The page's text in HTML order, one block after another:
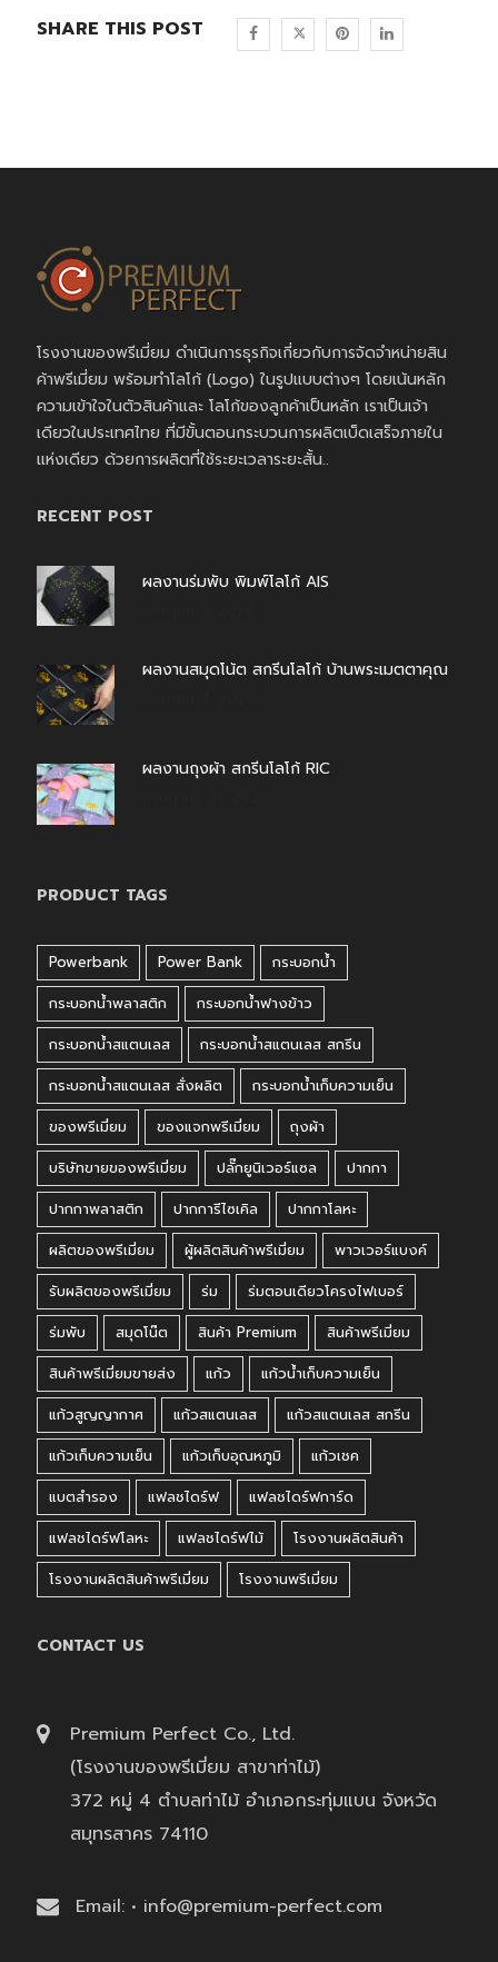
SHARE THIS POST
โรงงานของพรีเมี่ยม ดำเนินการธุรกิจเกี่ยวกับการจัดจำหน่ายสิน
ค้าพรีเมี่ยม พร้อมทำโลโก้ (Logo) ในรูปแบบต่างๆ โดยเน้นหลัก
ความเข้าใจในตัวสินค้าและ โลโก้ของลูกค้าเป็นหลัก เราเป็นเจ้า
เดียวในประเทศไทย ที่มีขั้นตอนกระบวนการผลิตเบ็ดเสร็จภายใน
แห่งเดียว ด้วยการผลิตที่ใช้ระยะเวลาระยะสั้น..
RECENT POST
ผลงานร่มพับ พิมพ์โลโก้ AIS
ผลงานสมุดโน้ต สกรีนโลโก้ บ้านพระเมตตาคุณ
ผลงานถุงผ้า สกรีนโลโก้ RIC
PRODUCT TAGS
Powerbank Power Bank
กระบอกน้ำ
กระบอกน้ำพลาสติก
กระบอกน้ำฟางข้าว
กระบอกน้ำสแตนเลส
กระบอกน้ำสแตนเลส สกรีน
กระบอกน้ำสแตนเลส สั่งผลิต
กระบอกน้ำเก็บความเย็น
ของพรีเมี่ยม
ของแจกพรีเมี่ยม
ถุงผ้า
บริษัทขายของพรีเมี่ยม
ปลั๊กยูนิเวอร์แซล
ปากกา
ปากกาพลาสติก
ปากการีไซเคิล
ปากกาโลหะ
ผลิตของพรีเมี่ยม
ผู้ผลิตสินค้าพรีเมี่ยม
พาวเวอร์แบงค์
รับผลิตของพรีเมี่ยม
ร่ม
ร่มตอนเดียวโครงไฟเบอร์
ร่มพับ
สมุดโน๊ต สินค้า Premium
สินค้าพรีเมี่ยม
สินค้าพรีเมี่ยมขายส่ง
แก้ว
แก้วน้ำเก็บความเย็น
แก้วสูญญากาศ
แก้วสแตนเลส
แก้วสแตนเลส สกรีน
แก้วเก็บความเย็น
แก้วเก็บอุณหภูมิ
แก้วเชค
แบตสำรอง
แฟลชไดร์ฟ
แฟลชไดร์ฟการ์ด
แฟลชไดร์ฟโลหะ
แฟลชไดร์ฟไม้
โรงงานผลิตสินค้า
โรงงานผลิตสินค้าพรีเมี่ยม
โรงงานพรีเมี่ยม
CONTACT US
Premium Perfect Co., Ltd.
(โรงงานของพรีเมี่ยม สาขาท่าไม้)
372 หมู่ 4 ตำบลท่าไม้ อำเภอกระทุ่มแบน จังหวัด
สมุทรสาคร 74110
Email: • info@premium-perfect.com